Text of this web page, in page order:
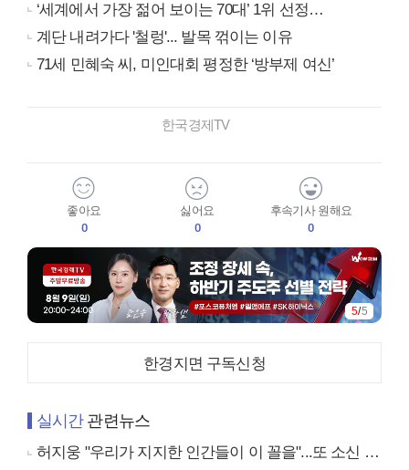
‘세계에서 가장 젊어 보이는 70대’ 1위 선정…
계단 내려가다 '철렁'... 발목 꺾이는 이유
71세 민혜숙 씨, 미인대회 평정한 ‘방부제 여신’
한국경제TV
좋아요
0
싫어요
0
후속기사 원해요
0
5/5
한경지면 구독신청
실시간관련뉴스
허지웅 "우리가 지지한 인간들이 이 꼴을"...또 소신 발언